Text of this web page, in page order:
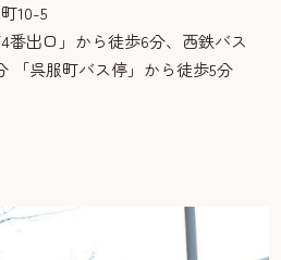
10-5
番出口」から徒歩6分、西鉄バス
「呉服町バス停」から徒歩5分